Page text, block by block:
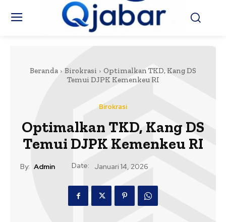
Beranda Birokrasi
Optimalkan TKD, Kang DS
Temui DJPK Kemenkeu RI
Birokrasi
Optimalkan TKD, Kang DS
Temui DJPK Kemenkeu RI
By: Admin Date: Januari 14, 2026